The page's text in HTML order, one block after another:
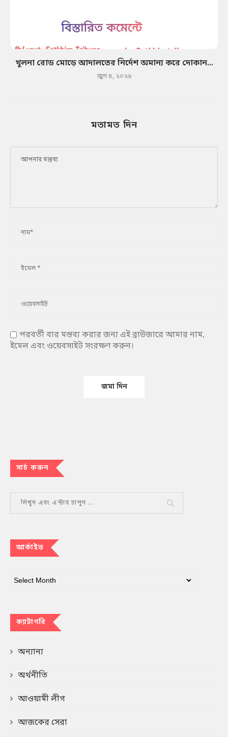
খুলনা রোড মোড়ে আদালতের নির্দেশ অমান্য করে দোকান...
জুন ৪, ২০২৬
মতামত দিন
পরবর্তী বার মন্তব্য করার জন্য এই ব্রাউজারে আমার নাম,
ইমেল এবং ওয়েবসাইট সংরক্ষণ করুন।
সার্চ করুন
আর্কাইভ
ক্যাটাগরি
অন্যান্য
অর্থনীতি
আওয়ামী লীগ
আজকের সেরা